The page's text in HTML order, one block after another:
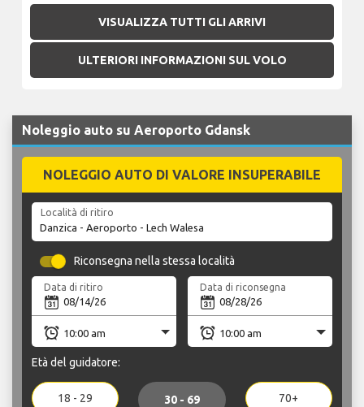
VISUALIZZA TUTTI GLI ARRIVI
ULTERIORI INFORMAZIONI SUL VOLO
Noleggio auto su Aeroporto Gdansk
NOLEGGIO AUTO DI VALORE INSUPERABILE
Località di ritiro
Riconsegna nella stessa località
Data di ritiro Data di riconsegna
Età del guidatore:
18 - 29 30 - 69 70+